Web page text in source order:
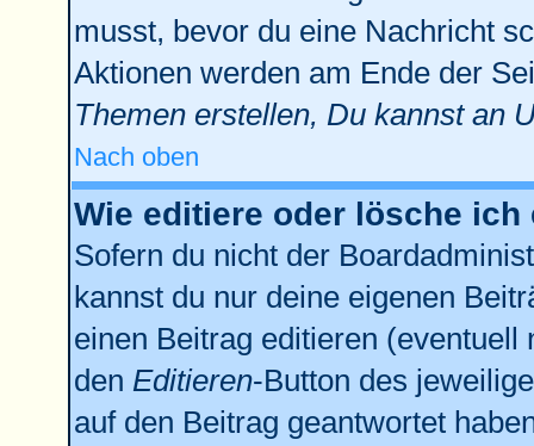
musst, bevor du eine Nachricht
Aktionen werden am Ende der
Themen erstellen, Du kannst an
Nach oben
Wie editiere oder lösche ich
Sofern du nicht der
kannst du nur deine eigenen
einen Beitrag editieren
den Editieren-Button des
auf den Beitrag geantwortet